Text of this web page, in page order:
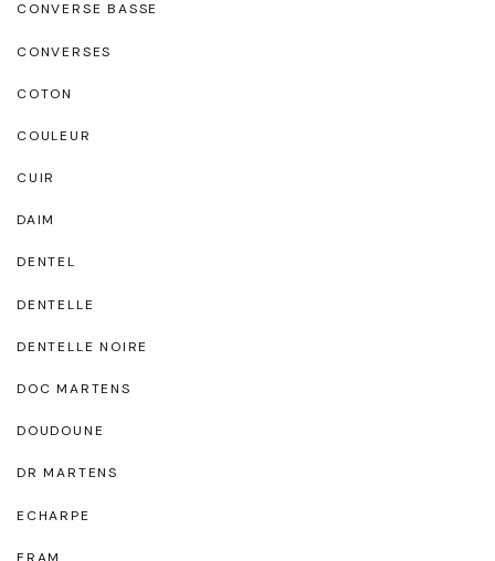
CONVERSE BASSE
CONVERSES
COTON
COULEUR
CUIR
DAIM
DENTEL
DENTELLE
DENTELLE NOIRE
DOC MARTENS
DOUDOUNE
DR MARTENS
ECHARPE
ERAM